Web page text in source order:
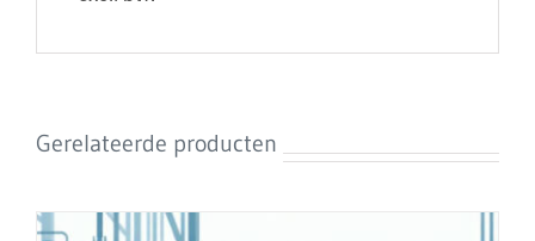
Gerelateerde producten